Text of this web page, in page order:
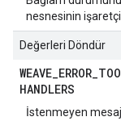
nesnesinin
Değerleri Döndür
WEAVE_ERROR_TOO
HANDLERS
İstenmeyen